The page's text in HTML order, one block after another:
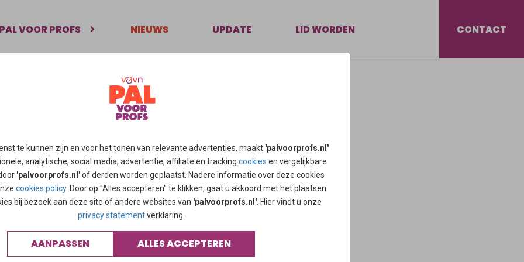
te kunnen zijn en voor het tonen van relevante advertenties, maakt 'palvoorprofs.nl'
analytische, social media, advertentie, affiliate en tracking cookies en vergelijkbare
'palvoorprofs.nl'of derden worden geplaatst. Nadere informatie over deze cookies
cookies policy. Door op "Alles accepteren" te klikken, gaat u akkoord met het plaatsen
bij bezoek aan deze site of andere websites van 'palvoorprofs.nl' . Hier vindt u onze
privacy statementverklaring.
AANPASSEN ALLES ACCEPTEREN
VOOR PROFS NIEUWS UPDATE LID WORDEN CONTACT
2023
er een ontmoeting van het bestuur van V&VN Palliatieve Zorg met de leden van de
10-2023.pdf